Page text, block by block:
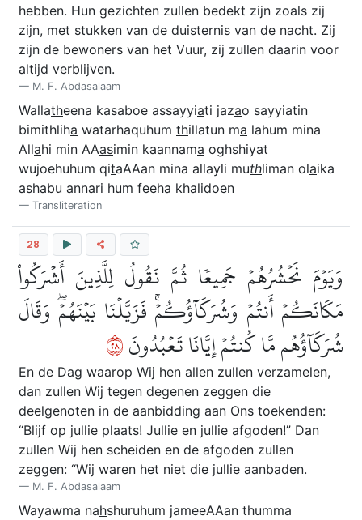
hebben. Hun gezichten zullen bedekt zijn zoals zij
zijn, met stukken van de duisternis van de nacht. Zij
zijn de bewoners van het Vuur, zij zullen daarin voor
altijd verblijven.
M. F. Abdasalaam
Wallatheena kasaboe assayyiati jazao sayyiatin
bimithliha watarhaquhum thillatun ma lahum mina
Allahi min AAasimin kaannama oghshiyat
wujoehuhum qitaAAan mina allayli muthliman olaika
ashabu annari hum feeha khalidoen
Transliteration
28
وَيَوۡمَ نَحۡشُرُهُمۡ جَمِيعٗا ثُمَّ نَقُولُ لِلَّذِينَ أَشۡرَكُواْ
مَكَانَكُمۡ أَنتُمۡ وَشُرَكَآؤُكُمۡۚ فَزَيَّلۡنَا بَيۡنَهُمۡۖ وَقَالَ
شُرَكَآؤُهُم مَّا كُنتُمۡ إِيَّانَا تَعۡبُدُونَ٨٢
En de Dag waarop Wij hen allen zullen verzamelen,
dan zullen Wij tegen degenen zeggen die
deelgenoten in de aanbidding aan Ons toekenden:
“Blijf op jullie plaats! Jullie en jullie afgoden!” Dan
zullen Wij hen scheiden en de afgoden zullen
zeggen: “Wij waren het niet die jullie aanbaden.
M. F. Abdasalaam
Wayawma nahshuruhum jameeAAan thumma